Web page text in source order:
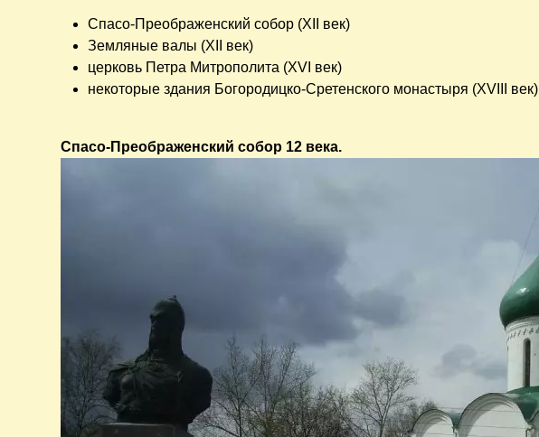
Спасо-Преображенский собор (XII век)
Земляные валы (XII век)
церковь Петра Митрополита (XVI век)
некоторые здания Богородицко-Сретенского монастыря (XVIII век)
Спасо-Преображенский собор 12 века.